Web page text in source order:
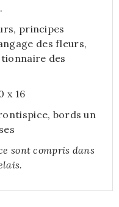
principes
des fleurs,
des
x 16
bords un
sont compris dans